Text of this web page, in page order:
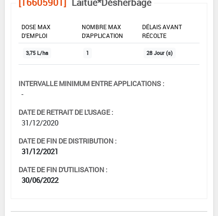
DOSE MAX
D'EMPLOI
NOMBRE MAX
D'APPLICATION
DÉLAIS AVANT
RÉCOLTE
3,75 L/ha 1 28 Jour (s)
INTERVALLE MINIMUM ENTRE APPLICATIONS :
-
DATE DE RETRAIT DE L'USAGE :
31/12/2020
DATE DE FIN DE DISTRIBUTION :
31/12/2021
DATE DE FIN D'UTILISATION :
30/06/2022